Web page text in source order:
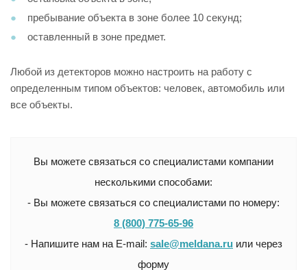
пребывание объекта в зоне более 10 секунд;
оставленный в зоне предмет.
Любой из детекторов можно настроить на работу с
определенным типом объектов: человек, автомобиль или
все объекты.
Вы можете связаться со специалистами компании
несколькими способами:
- Вы можете связаться со специалистами по номеру:
8 (800) 775-65-96
- Напишите нам на E-mail: sale@meldana.ru или через
форму